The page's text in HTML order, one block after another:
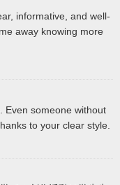
informative, and well-
away knowing more
Even someone without
to your clear style.